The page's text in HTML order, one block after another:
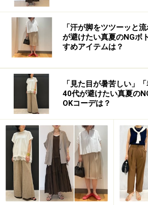
ても頼りになる「マルチブロックア
防風（風の侵入を防ぐ）、耐久撥
く）、耐水圧（染み込みにくくする
くする）の4つの機能が備わってい
の強い日など天候の悪い時にレイン
り、体を動かすような汗をかきやす
手抜群です。
カラバリは写真のオレンジ、ベー
色。パッとかぶるだけでOKでコーデ
ノラックのデザインは、普段のワン
するのにも、はじめてのアウトドア
です。
「汗が脚をツツーッと
が避けたい真夏のNGボ
すめアイテムは？
「見た目が暑苦しい」
40代が避けたい真夏の
OKコーデは？